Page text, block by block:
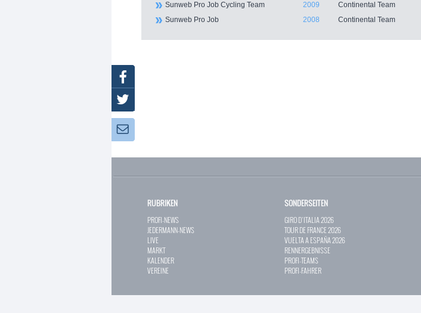
Sunweb Pro Job Cycling Team
2009
Continental Team
Sunweb Pro Job
2008 Continental Team
RUBRIKEN
PROFI-NEWS
JEDERMANN-NEWS
LIVE
MARKT
KALENDER
VEREINE
SONDERSEITEN
GIRO D`ITALIA 2026
TOUR DE FRANCE 2026
VUELTA A ESPAÑA 2026
RENNERGEBNISSE
PROFI-TEAMS
PROFI-FAHRER